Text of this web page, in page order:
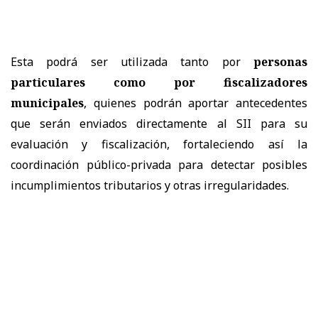
Esta podrá ser utilizada tanto por personas
particulares como por fiscalizadores
municipales, quienes podrán aportar antecedentes
que serán enviados directamente al SII para su
evaluación y fiscalización, fortaleciendo así la
coordinación público-privada para detectar posibles
incumplimientos tributarios y otras irregularidades.